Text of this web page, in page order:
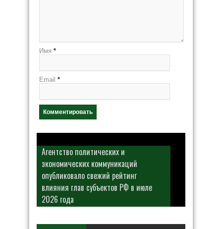
Имя *
Email *
Агентство политических и
экономических коммуникаций
опубликовало свежий рейтинг
влияния глав субъектов РФ в июле
2026 года